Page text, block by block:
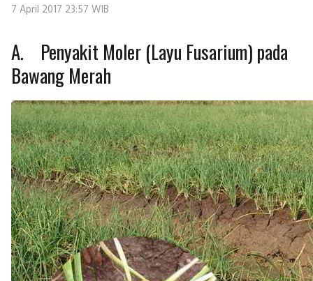
7 April 2017 23:57 WIB
A. Penyakit Moler (Layu Fusarium) pada
Bawang Merah